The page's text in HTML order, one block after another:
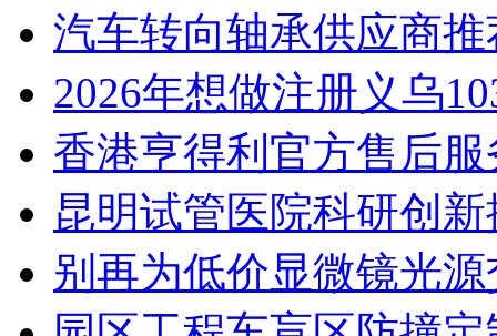
汽车转向轴承供应商
2026年想做注册义乌
香港亨得利官方售后
昆明试管医院科研创
别再为低价显微镜光